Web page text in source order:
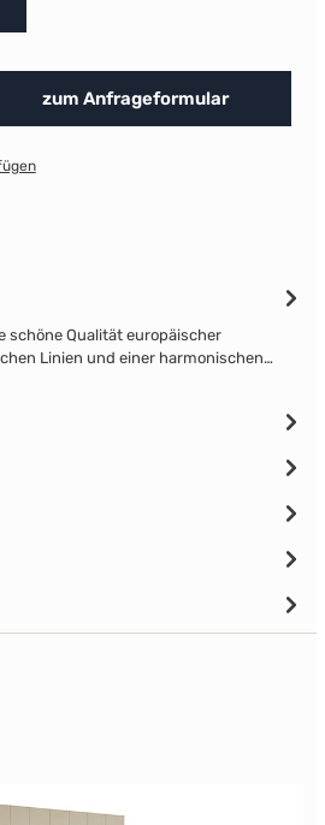
Anzahl: Gib den
zum Anfrageformular
schöne Qualität europäischer
Linien und einer harmonischen…